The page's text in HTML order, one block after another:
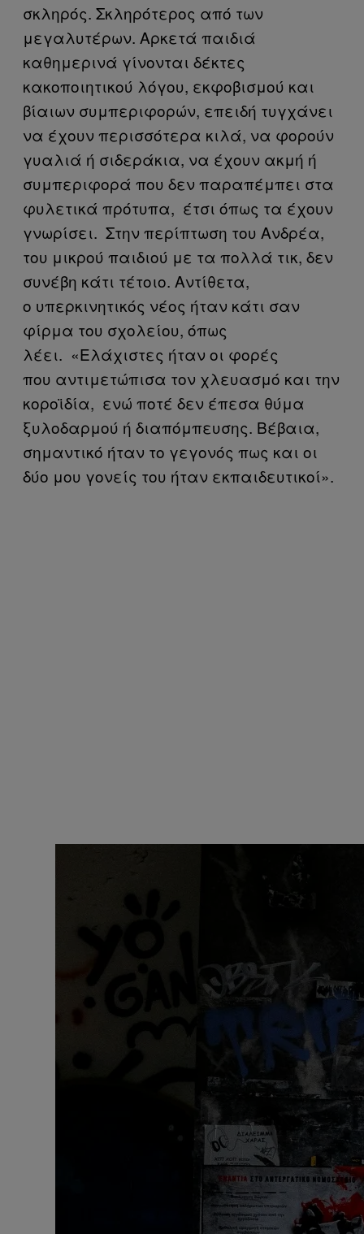
σκληρός. Σκληρότερος από των
μεγαλυτέρων. Αρκετά παιδιά
καθημερινά γίνονται δέκτες
κακοποιητικού λόγου, εκφοβισμού και
βίαιων συμπεριφορών, επειδή τυγχάνει
να έχουν περισσότερα κιλά, να φορούν
γυαλιά ή σιδεράκια, να έχουν ακμή ή
συμπεριφορά που δεν παραπέμπει στα
φυλετικά πρότυπα, έτσι όπως τα έχουν
γνωρίσει. Στην περίπτωση του Ανδρέα,
του μικρού παιδιού με τα πολλά τικ, δεν
συνέβη κάτι τέτοιο. Αντίθετα,
ο υπερκινητικός νέος ήταν κάτι σαν
φίρμα του σχολείου, όπως
λέει. «Ελάχιστες ήταν οι φορές
που αντιμετώπισα τον χλευασμό και την
κοροϊδία, ενώ ποτέ δεν έπεσα θύμα
ξυλοδαρμού ή διαπόμπευσης. Βέβαια,
σημαντικό ήταν το γεγονός πως και οι
δύο μου γονείς του ήταν εκπαιδευτικοί».